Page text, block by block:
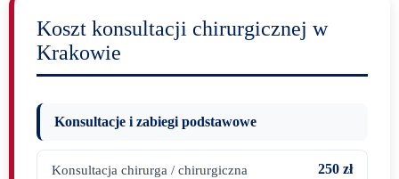
Koszt konsultacji chirurgicznej w
Krakowie
Konsultacje i zabiegi podstawowe
Konsultacja chirurga / chirurgiczna 250 zł